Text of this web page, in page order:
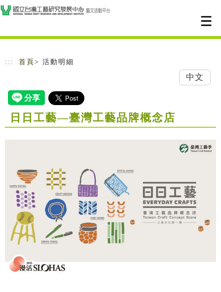
跳到主要內容
網站導覽
::: 首頁 > 活動明細
中文
日日工藝—臺灣工藝品牌概念店